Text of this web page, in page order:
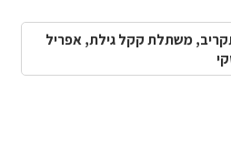
משתלת קקל גילת, אפריל